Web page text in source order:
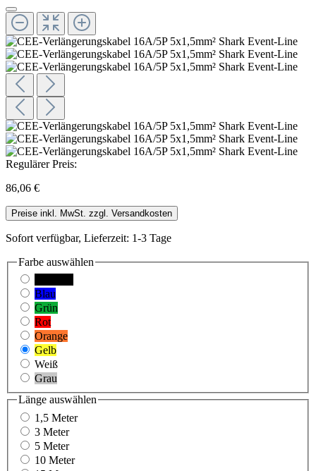
Regulärer Preis:
86,06 €
Preise inkl. MwSt. zzgl. Versandkosten
Sofort verfügbar, Lieferzeit: 1-3 Tage
Farbe auswählen
Blau
Grün
Rot
Orange
Gelb
Weiß
Grau
Länge auswählen
1,5 Meter
3 Meter
5 Meter
10 Meter